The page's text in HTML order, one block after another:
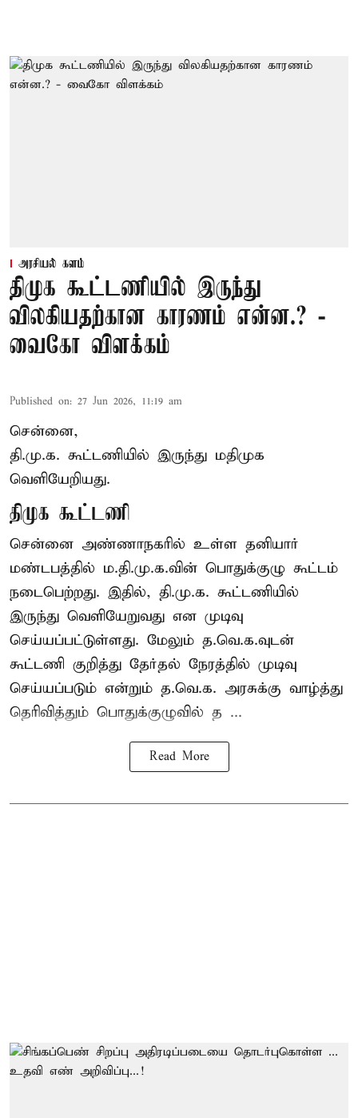
அரசியல் களம்
திமுக கூட்டணியில் இருந்து
விலகியதற்கான காரணம் என்ன.? -
வைகோ விளக்கம்
Published on: 27 Jun 2026, 11:19 am
சென்னை,
தி.மு.க. கூட்டணியில் இருந்து மதிமுக
வெளியேறியது.
திமுக கூட்டணி
சென்னை அண்ணாநகரில் உள்ள தனியார்
மண்டபத்தில் ம.தி.மு.க.வின் பொதுக்குழு கூட்டம்
நடைபெற்றது. இதில், தி.மு.க. கூட்டணியில்
இருந்து வெளியேறுவது என முடிவு
செய்யப்பட்டுள்ளது. மேலும் த.வெ.க.வுடன்
கூட்டணி குறித்து தேர்தல் நேரத்தில் முடிவு
செய்யப்படும் என்றும் த.வெ.க. அரசுக்கு வாழ்த்து
தெரிவித்தும் பொதுக்குழுவில் த ...
Read More